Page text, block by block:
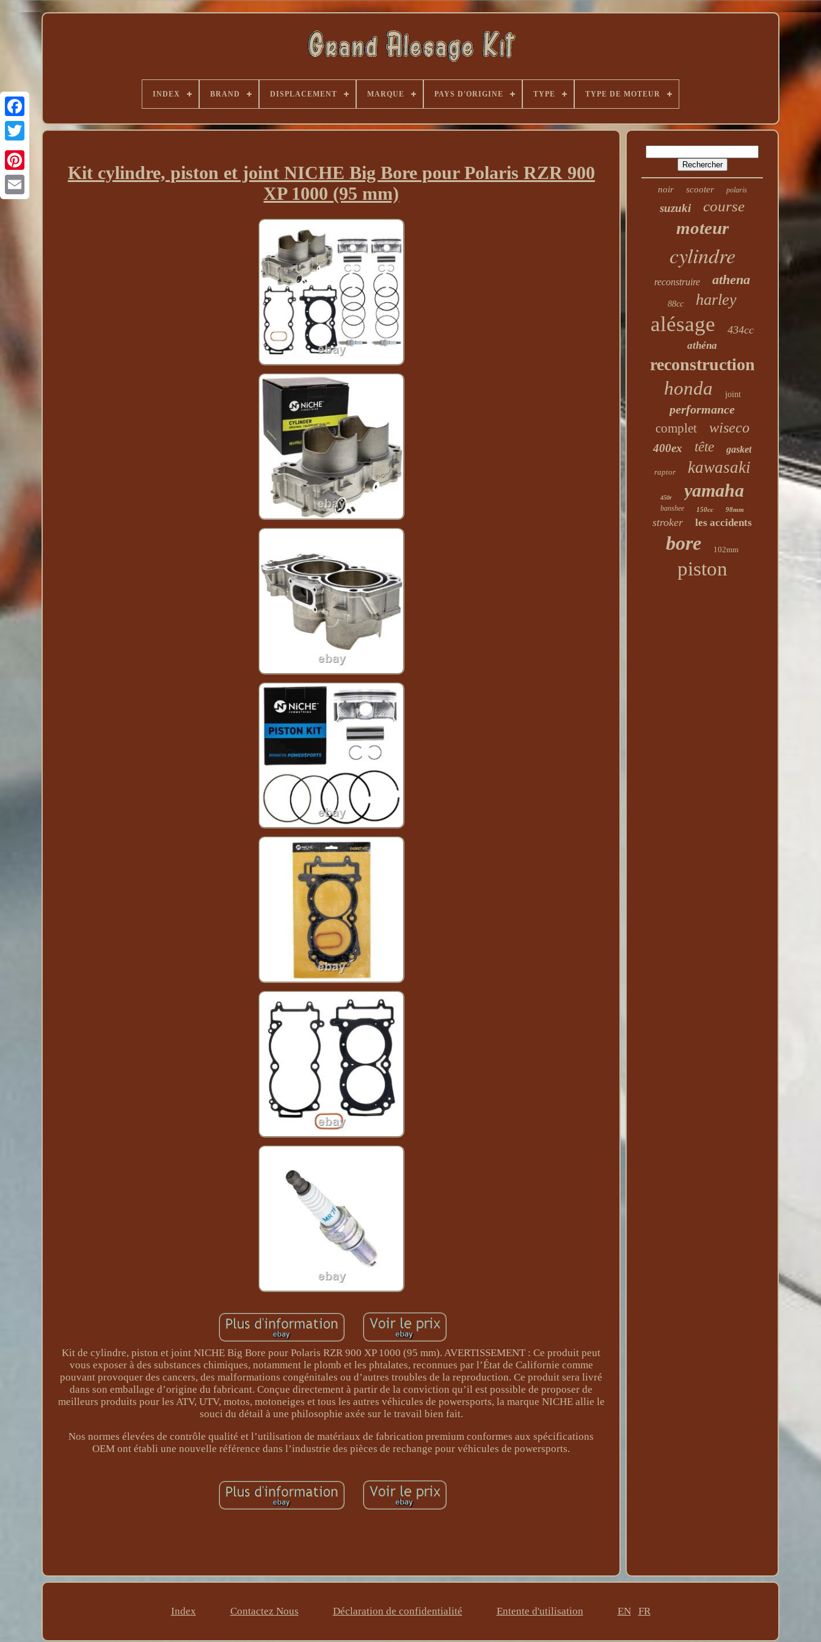
INDEX BRAND DISPLACEMENT MARQUE PAYS D'ORIGINE TYPE TYPE DE MOTEUR
Kit cylindre, piston et joint NICHE Big Bore pour Polaris RZR 900
XP 1000 (95 mm)
Kit de cylindre, piston et joint NICHE Big Bore pour Polaris RZR 900 XP 1000 (95 mm). AVERTISSEMENT : Ce produit peut
vous exposer à des substances chimiques, notamment le plomb et les phtalates, reconnues par l’État de Californie comme
pouvant provoquer des cancers, des malformations congénitales ou d’autres troubles de la reproduction. Ce produit sera livré
dans son emballage d’origine du fabricant. Conçue directement à partir de la conviction qu’il est possible de proposer de
meilleurs produits pour les ATV, UTV, motos, motoneiges et tous les autres véhicules de powersports, la marque NICHE allie le
souci du détail à une philosophie axée sur le travail bien fait.
Nos normes élevées de contrôle qualité et l’utilisation de matériaux de fabrication premium conformes aux spécifications
OEM ont établi une nouvelle référence dans l’industrie des pièces de rechange pour véhicules de powersports.
noir scooter polaris
suzuki course
moteur
cylindre
reconstruire athena
88cc harley
alésage 434cc
athéna
reconstruction
honda joint
performance
complet wiseco
400ex tête gasket
raptor kawasaki
450r yamaha
banshee 150cc 98mm
stroker les accidents
bore 102mm
piston
Index Contactez Nous Déclaration de confidentialité Entente d'utilisation EN FR